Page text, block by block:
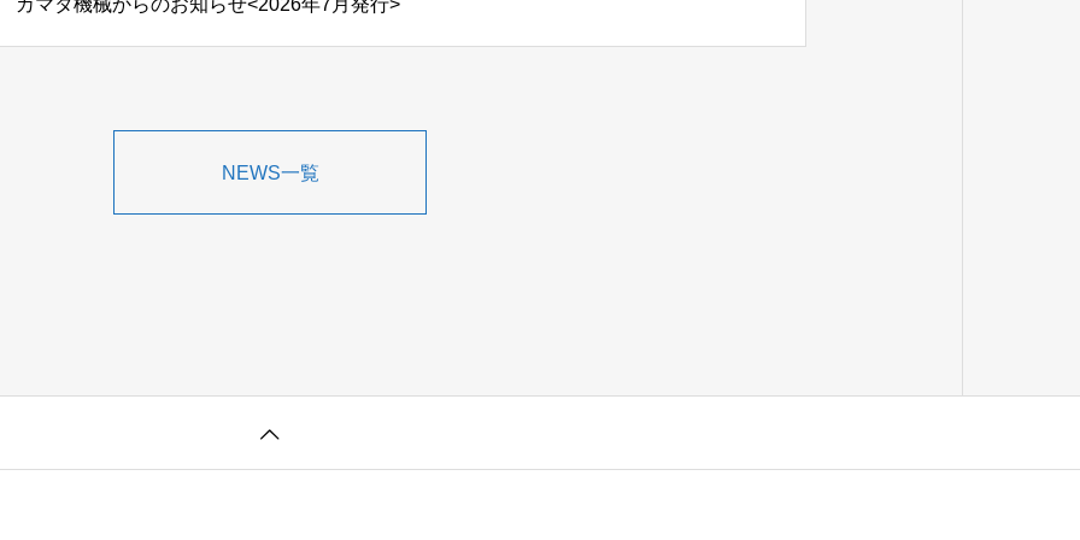
NEWS一覧